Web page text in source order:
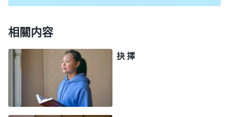
折磨，我特别害怕惡警再來提審我，一想到這些，我
酷刑來折磨我，也不知這樣的審訊什麽時候才能結
束。我只有在心裏不停地向神禱告，求神保守我的
心，加給我受苦的心志和力量，使我能為神站住見
證，徹底讓撒但蒙羞失敗。
相關内容
抉 擇